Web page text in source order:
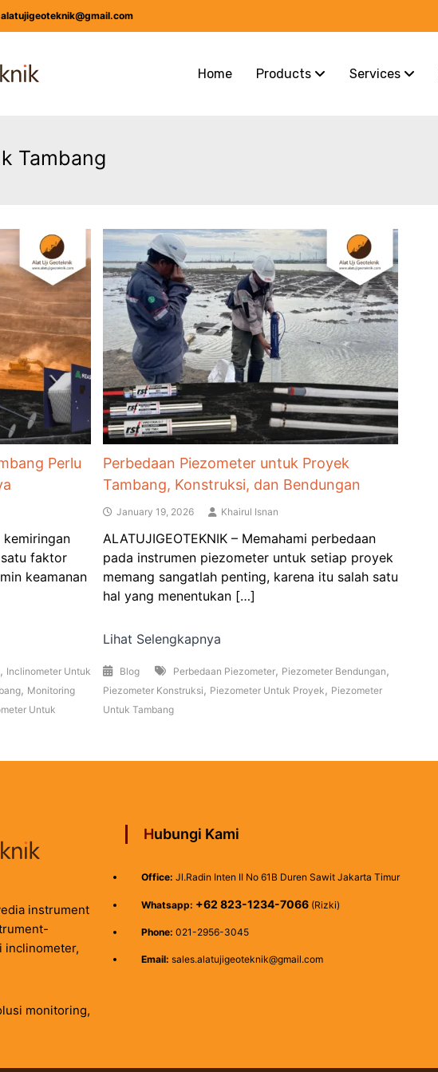
Home Products Services
Tambang
Perlu
kemiringan
faktor
keamanan
, Inclinometer Untuk
, Monitoring
Untuk
Perbedaan Piezometer untuk Proyek
Tambang, Konstruksi, dan Bendungan
January 19, 2026 Khairul Isnan
ALATUJIGEOTEKNIK – Memahami perbedaan
pada instrumen piezometer untuk setiap proyek
memang sangatlah penting, karena itu salah satu
hal yang menentukan […]
Lihat Selengkapnya
Blog Perbedaan Piezometer, Piezometer Bendungan ,
Piezometer Konstruksi , Piezometer Untuk Proyek , Piezometer
Untuk Tambang
instrument
inclinometer,
monitoring,
Hubungi Kami
Office: Jl.Radin Inten II No 61B Duren Sawit Jakarta Timur
Whatsapp: +62 823-1234-7066 (Rizki)
Phone: 021-2956-3045
Email: sales.alatujigeoteknik@gmail.com